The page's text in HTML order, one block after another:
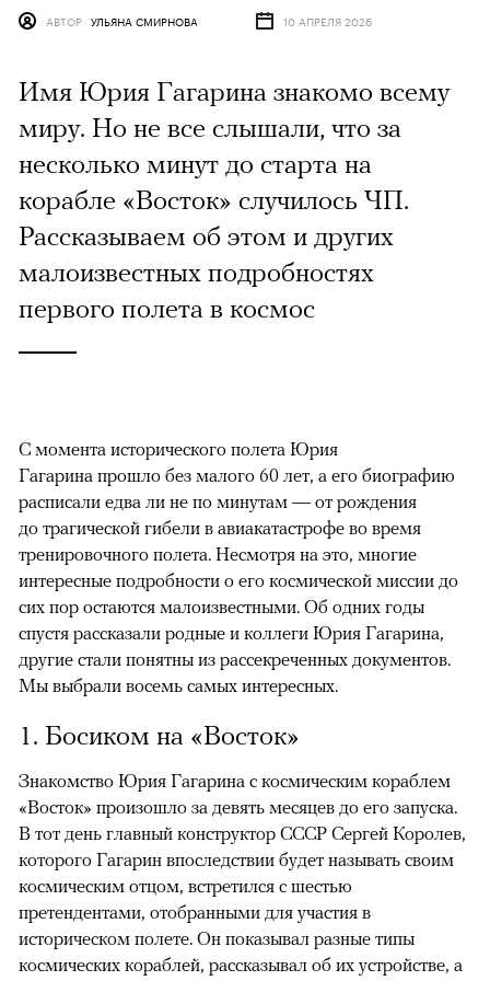
АВТОР УЛЬЯНА СМИРНОВА 10 АПРЕЛЯ 2026
Имя Юрия Гагарина знакомо всему
миру. Но не все слышали, что за
несколько минут до старта на
корабле «Восток» случилось ЧП.
Рассказываем об этом и других
малоизвестных подробностях
первого полета в космос
С момента исторического полета Юрия
Гагарина прошло без малого 60 лет, а его биографию
расписали едва ли не по минутам — от рождения
до трагической гибели в авиакатастрофе во время
тренировочного полета. Несмотря на это, многие
интересные подробности о его космической миссии до
сих пор остаются малоизвестными. Об одних годы
спустя рассказали родные и коллеги Юрия Гагарина,
другие стали понятны из рассекреченных документов.
Мы выбрали восемь самых интересных.
1. Босиком на «Восток»
Знакомство Юрия Гагарина с космическим кораблем
«Восток» произошло за девять месяцев до его запуска.
В тот день главный конструктор СССР Сергей Королев,
которого Гагарин впоследствии будет называть своим
космическим отцом, встретился с шестью
претендентами, отобранными для участия в
историческом полете. Он показывал разные типы
космических кораблей, рассказывал об их устройстве, а